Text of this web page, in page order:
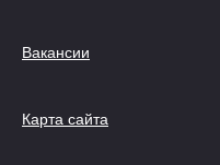
Вакансии
Карта сайта